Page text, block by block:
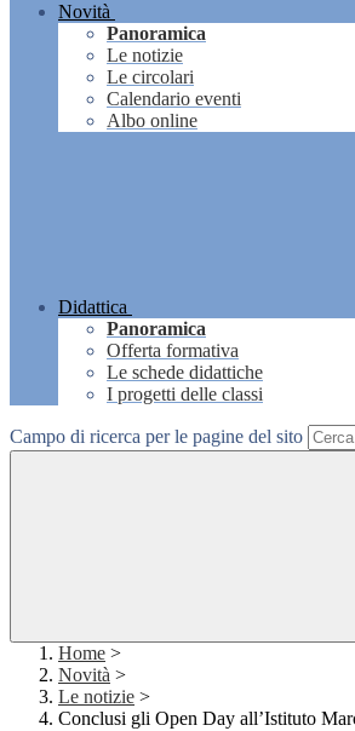
Novità
Panoramica
Le notizie
Le circolari
Calendario eventi
Albo online
Didattica
Panoramica
Offerta formativa
Le schede didattiche
I progetti delle classi
Campo di ricerca per le pagine del sito
Home >
Novità >
Le notizie >
Conclusi gli Open Day all’Istituto